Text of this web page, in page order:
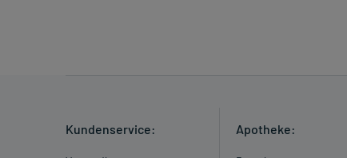
Kundenservice: Apotheke: